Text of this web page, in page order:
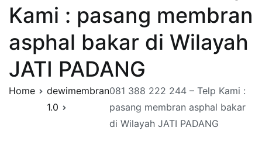
Kami : pasang membran
asphal bakar di Wilayah
JATI PADANG
Home
dewimembran
1.0
081 388 222 244 – Telp Kami :
pasang membran asphal bakar
di Wilayah JATI PADANG